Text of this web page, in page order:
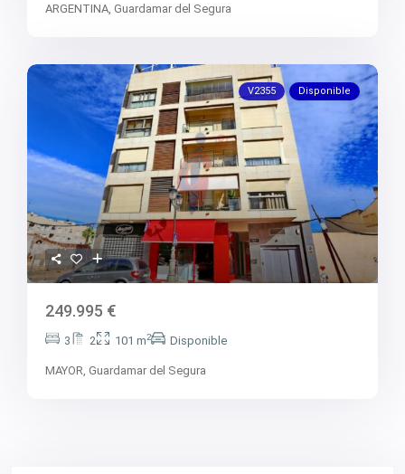
ARGENTINA,Guardamar del Segura
V2355 Disponible
249.995 €
3 2 101 m2 Disponible
MAYOR,Guardamar del Segura